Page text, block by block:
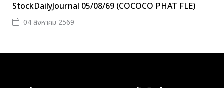
StockDailyJournal 05/08/69 (COCOCO PHAT FLE)
04 สิงหาคม 2569